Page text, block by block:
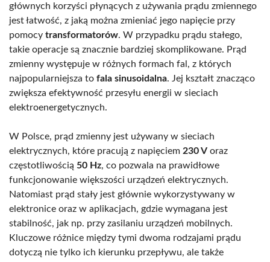
głównych korzyści płynących z używania prądu zmiennego
jest łatwość, z jaką można zmieniać jego napięcie przy
pomocy transformatorów. W przypadku prądu stałego,
takie operacje są znacznie bardziej skomplikowane. Prąd
zmienny występuje w różnych formach fal, z których
najpopularniejsza to fala sinusoidalna. Jej kształt znacząco
zwiększa efektywność przesyłu energii w sieciach
elektroenergetycznych.
W Polsce, prąd zmienny jest używany w sieciach
elektrycznych, które pracują z napięciem 230 V oraz
częstotliwością 50 Hz, co pozwala na prawidłowe
funkcjonowanie większości urządzeń elektrycznych.
Natomiast prąd stały jest głównie wykorzystywany w
elektronice oraz w aplikacjach, gdzie wymagana jest
stabilność, jak np. przy zasilaniu urządzeń mobilnych.
Kluczowe różnice między tymi dwoma rodzajami prądu
dotyczą nie tylko ich kierunku przepływu, ale także